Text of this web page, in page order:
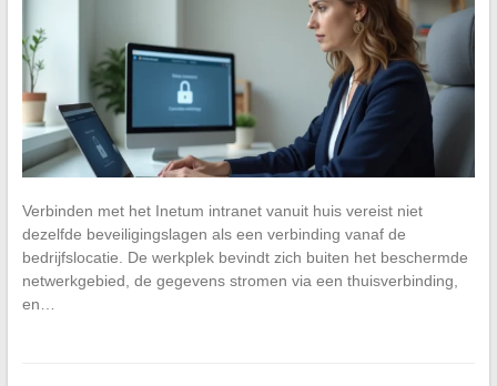
Verbinden met het Inetum intranet vanuit huis vereist niet
dezelfde beveiligingslagen als een verbinding vanaf de
bedrijfslocatie. De werkplek bevindt zich buiten het beschermde
netwerkgebied, de gegevens stromen via een thuisverbinding,
en…